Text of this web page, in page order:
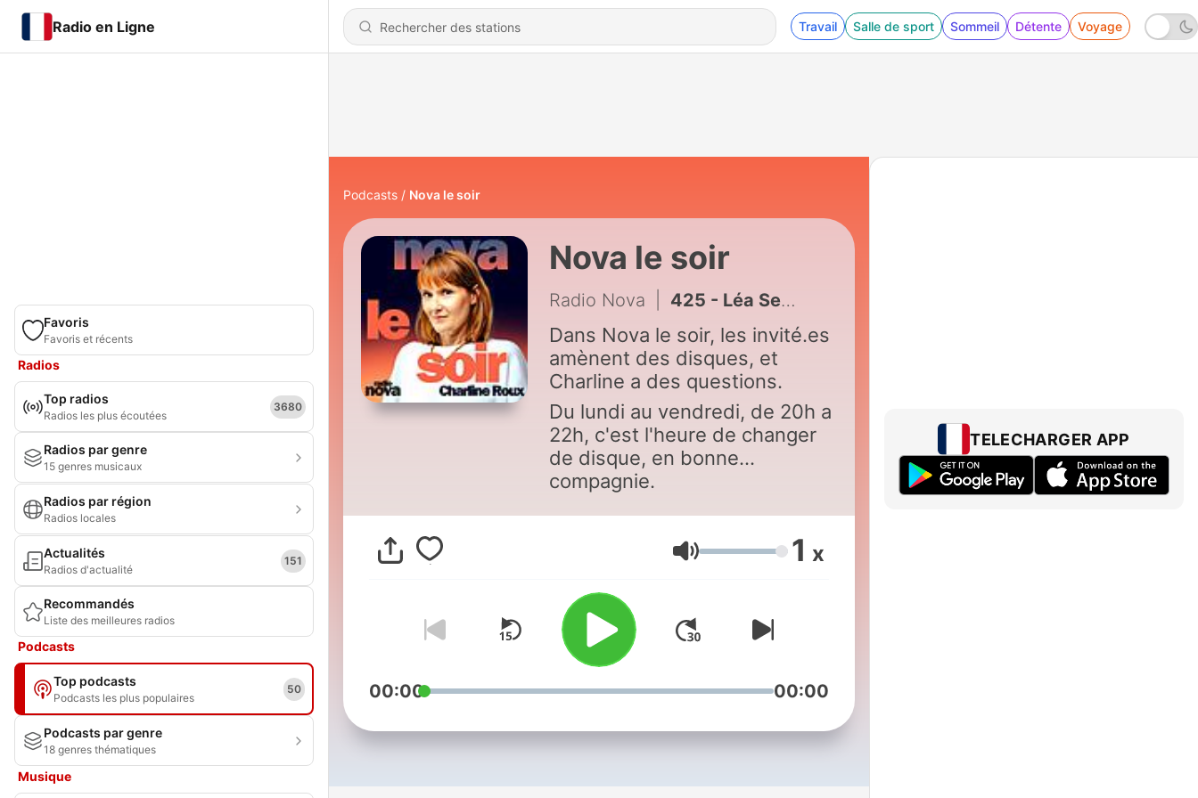
Radio en Ligne Travail Salle de sport Sommeil Détente Voyage
Favoris
Favoris et récents
Radios
Top radios
Radios les plus écoutées
3680
Radios par genre
15 genres musicaux
Radios par région
Radios locales
Actualités
Radios d'actualité
151
Recommandés
Liste des meilleures radios
Podcasts
Top podcasts
Podcasts les plus populaires
50
Podcasts par genre
18 genres thématiques
Musique
Podcasts Nova le soir
Nova le soir
Radio Nova 425 - Léa Seydoux et Arthur Harari - L'INTÉGRALE : Barbara, Kiarostami (+ live exclusif de Jorja Smith)
Dans Nova le soir, les invité.es
amènent des disques, et
Charline a des questions.
Du lundi au vendredi, de 20h a
22h, c'est l'heure de changer
de disque, en bonne
compagnie.
Volume 1 x
00:00 00:00
TELECHARGER APP